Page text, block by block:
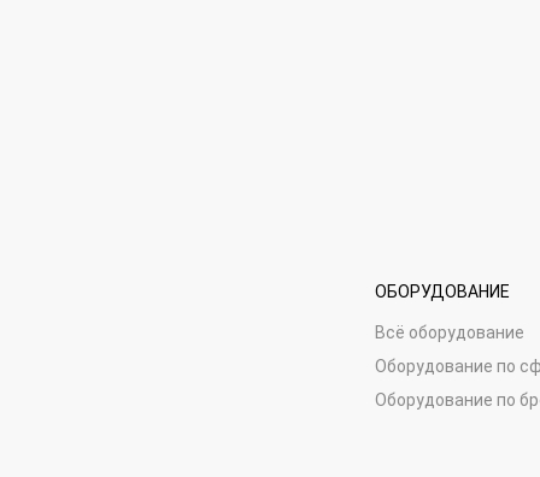
ОБОРУДОВАНИЕ
Всё оборудование
Оборудование по
Оборудование по